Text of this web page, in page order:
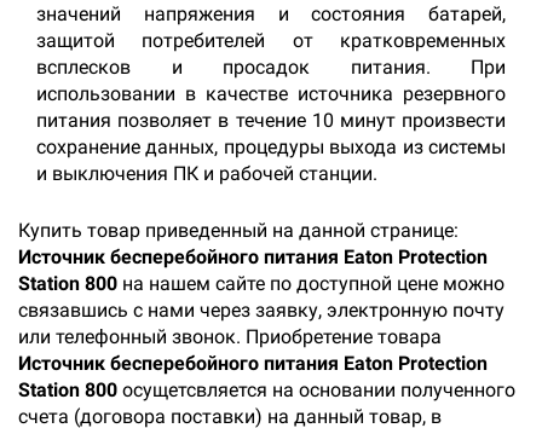
значений напряжения и состояния батарей,
защитой потребителей от кратковременных
всплесков и просадок питания. При
использовании в качестве источника резервного
питания позволяет в течение 10 минут произвести
сохранение данных, процедуры выхода из системы
и выключения ПК и рабочей станции.
Купить товар приведенный на данной странице:
Источник бесперебойного питания Eaton Protection
Station 800 на нашем сайте по доступной цене можно
связавшись с нами через заявку, электронную почту
или телефонный звонок. Приобретение товара
Источник бесперебойного питания Eaton Protection
Station 800 осущетсвляется на основании полученного
счета (договора поставки) на данный товар, в